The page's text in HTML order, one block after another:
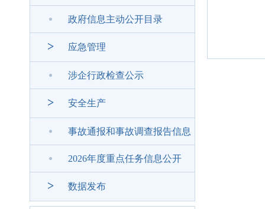
政府信息主动公开目录
> 应急管理
涉企行政检查公示
> 安全生产
事故通报和事故调查报告信息
2026年度重点任务信息公开
> 数据发布